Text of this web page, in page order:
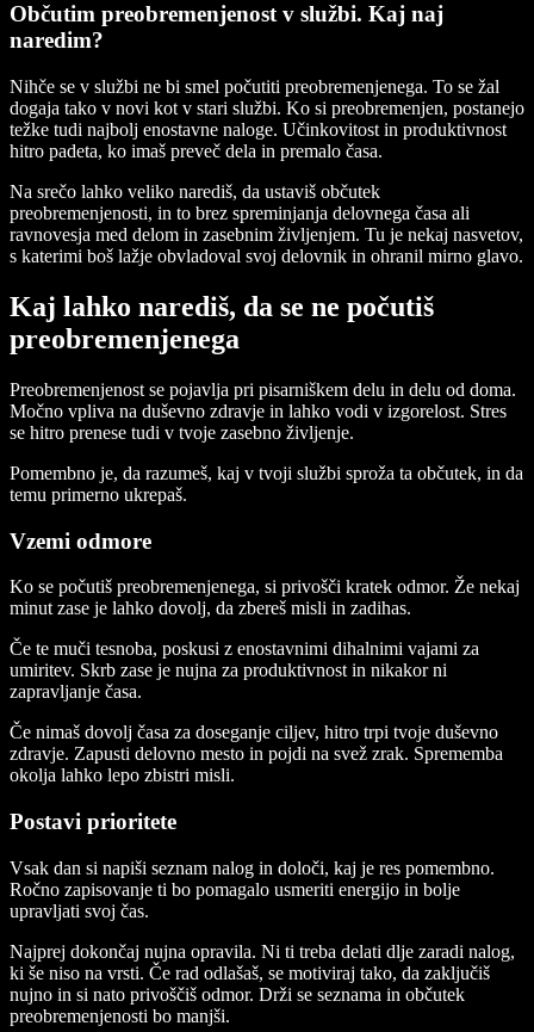
Občutim preobremenjenost v službi. Kaj naj
naredim?
Nihče se v službi ne bi smel počutiti preobremenjenega. To se žal
dogaja tako v novi kot v stari službi. Ko si preobremenjen, postanejo
težke tudi najbolj enostavne naloge. Učinkovitost in produktivnost
hitro padeta, ko imaš preveč dela in premalo časa.
Na srečo lahko veliko narediš, da ustaviš občutek
preobremenjenosti, in to brez spreminjanja delovnega časa ali
ravnovesja med delom in zasebnim življenjem. Tu je nekaj nasvetov,
s katerimi boš lažje obvladoval svoj delovnik in ohranil mirno glavo.
Kaj lahko narediš, da se ne počutiš
preobremenjenega
Preobremenjenost se pojavlja pri pisarniškem delu in delu od doma.
Močno vpliva na duševno zdravje in lahko vodi v izgorelost. Stres
se hitro prenese tudi v tvoje zasebno življenje.
Pomembno je, da razumeš, kaj v tvoji službi sproža ta občutek, in da
temu primerno ukrepaš.
Vzemi odmore
Ko se počutiš preobremenjenega, si privošči kratek odmor. Že nekaj
minut zase je lahko dovolj, da zbereš misli in zadihas.
Če te muči tesnoba, poskusi z enostavnimi dihalnimi vajami za
umiritev. Skrb zase je nujna za produktivnost in nikakor ni
zapravljanje časa.
Če nimaš dovolj časa za doseganje ciljev, hitro trpi tvoje duševno
zdravje. Zapusti delovno mesto in pojdi na svež zrak. Sprememba
okolja lahko lepo zbistri misli.
Postavi prioritete
Vsak dan si napiši seznam nalog in določi, kaj je res pomembno.
Ročno zapisovanje ti bo pomagalo usmeriti energijo in bolje
upravljati svoj čas.
Najprej dokončaj nujna opravila. Ni ti treba delati dlje zaradi nalog,
ki še niso na vrsti. Če rad odlašaš, se motiviraj tako, da zaključiš
nujno in si nato privoščiš odmor. Drži se seznama in občutek
preobremenjenosti bo manjši.